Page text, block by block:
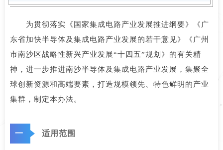
为贯彻落实《国家集成电路产业发展推进纲要》《广
东省加快半导体及集成电路产业发展的若干意见》《广州
市南沙区战略性新兴产业发展“十四五”规划》的有关精
神，进一步推进南沙半导体及集成电路产业发展，集聚全
球创新资源和高端要素，打造规模领先、特色鲜明的产业
集群，制定本办法。
一 适用范围